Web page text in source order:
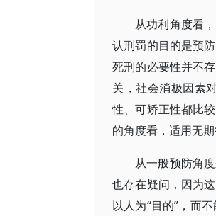
从功利角度看
认刑罚的目的是预
死刑的必要性并不
关，社会消极因素
性、可矫正性都比
的角度看，适用无
从一般预防角
也存在疑问，因为
以人为“目的”，而